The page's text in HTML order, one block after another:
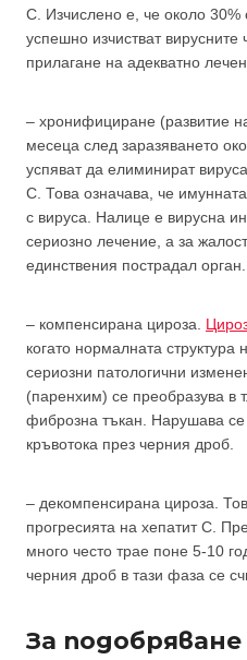
С. Изчислено е, че около 30%
успешно изчистват вирусните
прилагане на адекватно
– хронифициране (развитие
месеца след заразяването
успяват да елиминират
С. Това означава, че
с вируса. Налице е вирусна
сериозно лечение, а за
единствения пострадал орган.
– компенсирана цироза.
когато нормалната
сериозни патологични
(паренхим) се преобразува в
фиброзна тъкан. Нарушава се
кръвотока през черния дроб.
– декомпенсирана цироза.
прогресията на хепатит С.
много често трае поне 5-10
черния дроб в тази фаза се
За